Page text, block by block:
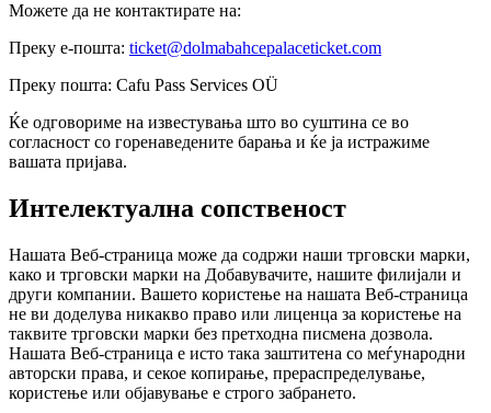
Можете да не контактирате на:
Преку е-пошта: ticket@dolmabahcepalaceticket.com
Преку пошта: Cafu Pass Services OÜ
Ќе одговориме на известувања што во суштина се во
согласност со горенаведените барања и ќе ја истражиме
вашата пријава.
Интелектуална сопственост
Нашата Веб-страница може да содржи наши трговски марки,
како и трговски марки на Добавувачите, нашите филијали и
други компании. Вашето користење на нашата Веб-страница
не ви доделува никакво право или лиценца за користење на
таквите трговски марки без претходна писмена дозвола.
Нашата Веб-страница е исто така заштитена со меѓународни
авторски права, и секое копирање, прераспределување,
користење или објавување е строго забрането.